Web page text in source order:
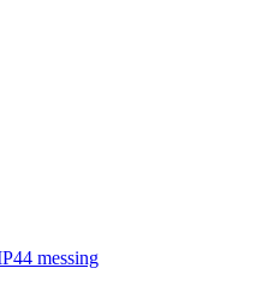
messing